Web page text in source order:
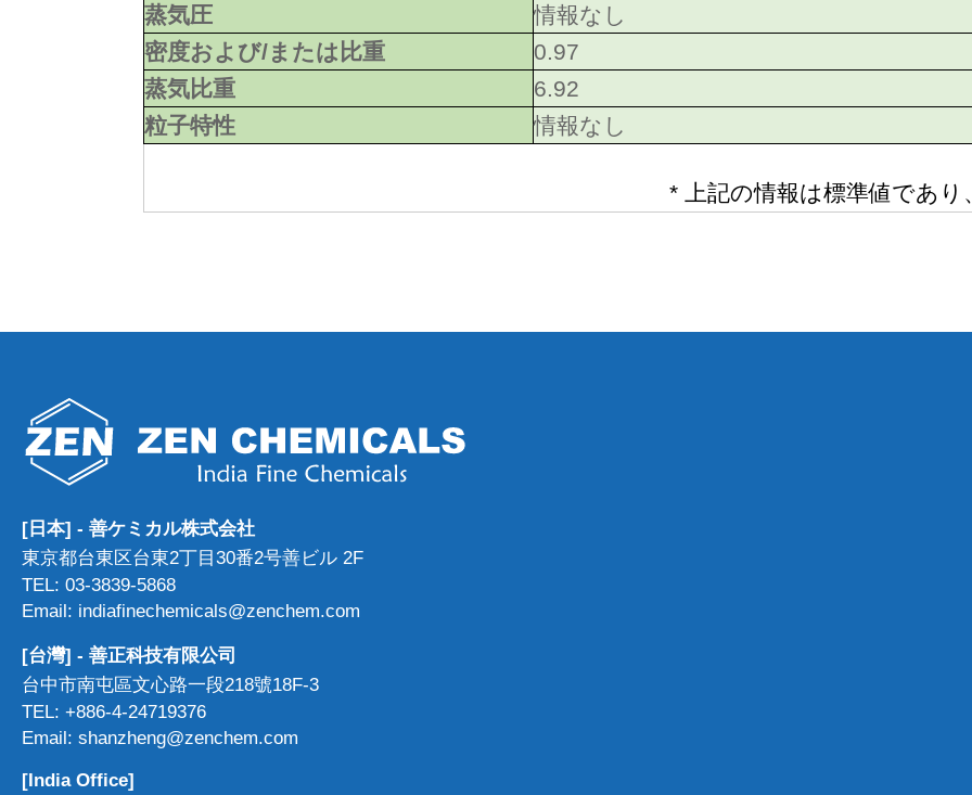
蒸気圧
情報なし
密度および/または比重
0.97
蒸気比重
6.92
粒子特性
情報なし
* 上記の情報は標準値であ
[日本] - 善ケミカル株式会社
東京都台東区台東2丁目30番2号善ビル 2F
TEL: 03-3839-5868
Email: indiafinechemicals@zenchem.com
[台灣] - 善正科技有限公司
台中市南屯區文心路一段218號18F-3
TEL: +886-4-24719376
Email: shanzheng@zenchem.com
[India Office]